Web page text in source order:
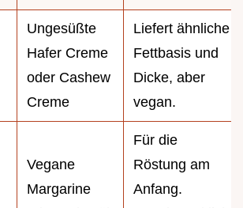
Ungesüßte
Hafer Creme
oder Cashew
Creme
Liefert ähnliche
Fettbasis und
Dicke, aber
vegan.
Vegane
Margarine
Für die
Röstung am
Anfang.